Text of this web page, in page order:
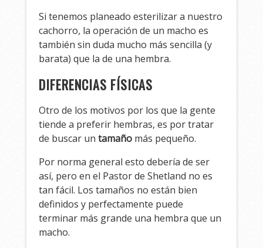
Si tenemos planeado esterilizar a nuestro
cachorro, la operación de un macho es
también sin duda mucho más sencilla (y
barata) que la de una hembra.
DIFERENCIAS FÍSICAS
Otro de los motivos por los que la gente
tiende a preferir hembras, es por tratar
de buscar untamaño más pequeño.
Por norma general esto debería de ser
así, pero en el Pastor de Shetland no es
tan fácil. Los tamaños no están bien
definidos y perfectamente puede
terminar más grande una hembra que un
macho.